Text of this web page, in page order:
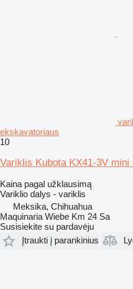
ekskavatoriaus
10
Variklis Kubota KX41-3V
Kaina pagal užklausimą
Variklio dalys - variklis
Meksika, Chihuahua
Maquinaria Wiebe Km 24 Sa
Susisiekite su pardavėju
Įtraukti į parankinius